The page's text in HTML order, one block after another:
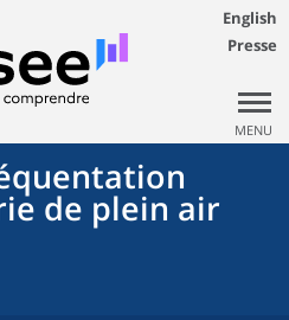
English
Presse
MENU
de plein air